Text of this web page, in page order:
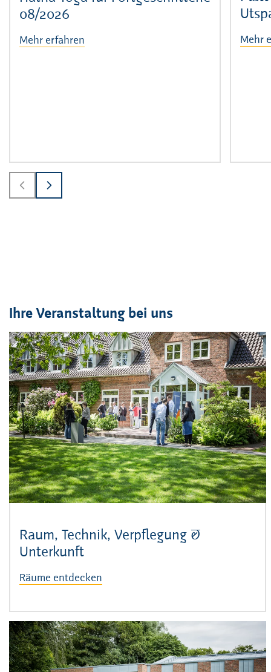
08/2026
Mehr erfahren Mehr
Ihre Veranstaltung bei uns
Raum, Technik, Verpflegung &
Unterkunft
Räume entdecken